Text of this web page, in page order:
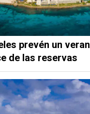
prevén un
de las reservas